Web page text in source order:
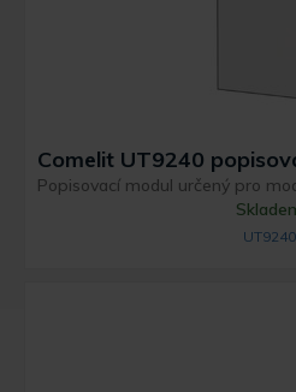
Comelit UT9240
Popisovací modul určený pro
UT9240